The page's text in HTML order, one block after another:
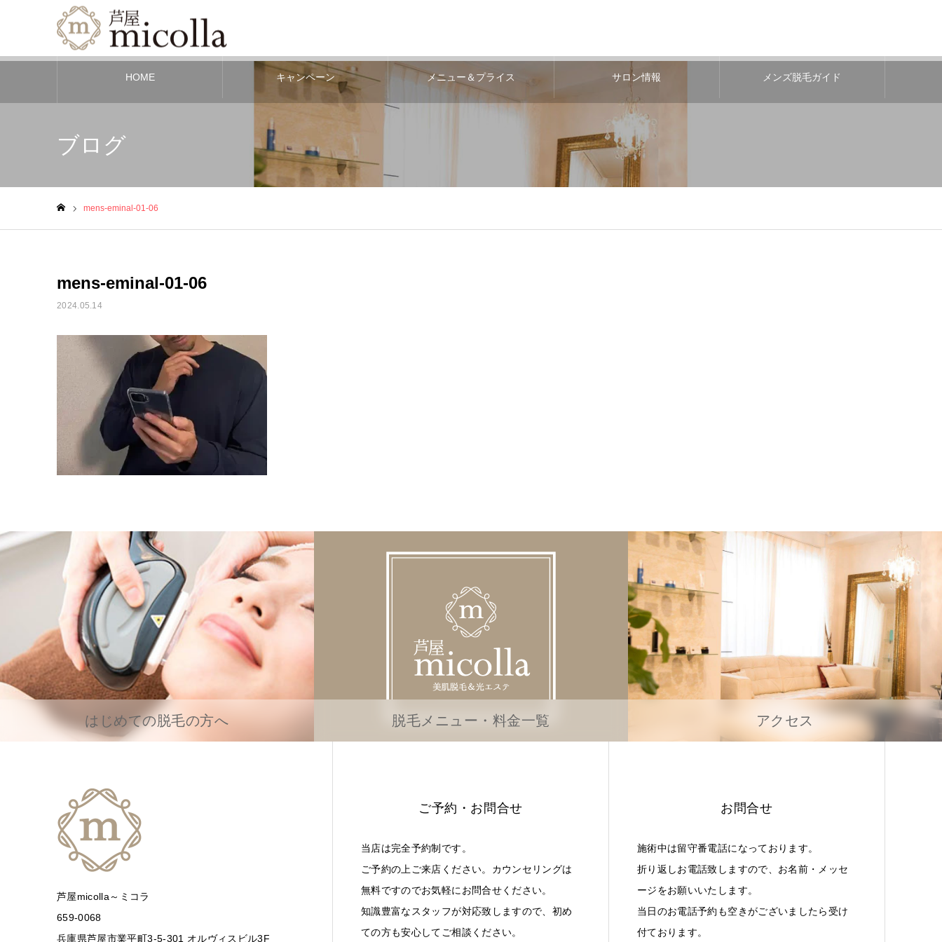
HOME キャンペーン メニュー＆プライス サロン情報 メンズ脱毛ガイド
ブログ
mens-eminal-01-06
mens-eminal-01-06
2024.05.14
はじめての脱毛の方へ 脱毛メニュー・料金一覧 アクセス
芦屋micolla～ミコラ
659-0068
兵庫県芦屋市業平町3-5-301 オルヴィスビル3F
ご予約・お問合せ
当店は完全予約制です。
ご予約の上ご来店ください。カウンセリングは
無料ですのでお気軽にお問合せください。
知識豊富なスタッフが対応致しますので、初め
ての方も安心してご相談ください。
お問合せ
施術中は留守番電話になっております。
折り返しお電話致しますので、お名前・メッセ
ージをお願いいたします。
当日のお電話予約も空きがございましたら受け
付ております。